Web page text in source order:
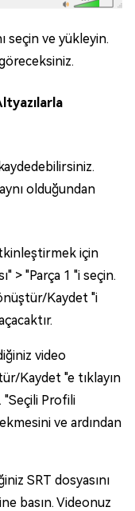
seçin ve yükleyin.
olduğundan
için
> "Parça 1 "i seçin.
Kaydet "i
video
Kaydet "e tıklayın
"Seçili Profili
ve ardından
SRT dosyasını
basın. Videonuz